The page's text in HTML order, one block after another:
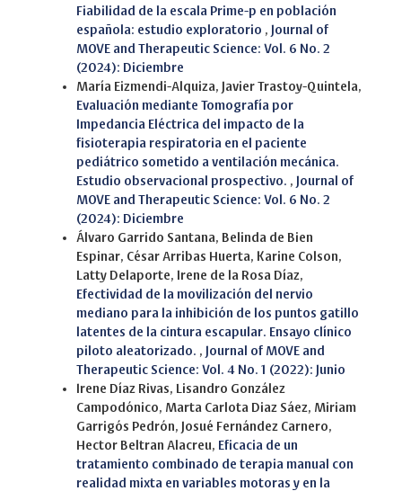
Fiabilidad de la escala Prime-p en población
española: estudio exploratorio , Journal of
MOVE and Therapeutic Science: Vol. 6 No. 2
(2024): Diciembre
María Eizmendi-Alquiza, Javier Trastoy-Quintela,
Evaluación mediante Tomografía por
Impedancia Eléctrica del impacto de la
fisioterapia respiratoria en el paciente
pediátrico sometido a ventilación mecánica.
Estudio observacional prospectivo. , Journal of
MOVE and Therapeutic Science: Vol. 6 No. 2
(2024): Diciembre
Álvaro Garrido Santana, Belinda de Bien
Espinar, César Arribas Huerta, Karine Colson,
Latty Delaporte, Irene de la Rosa Díaz,
Efectividad de la movilización del nervio
mediano para la inhibición de los puntos gatillo
latentes de la cintura escapular. Ensayo clínico
piloto aleatorizado. , Journal of MOVE and
Therapeutic Science: Vol. 4 No. 1 (2022): Junio
Irene Díaz Rivas, Lisandro González
Campodónico, Marta Carlota Diaz Sáez, Miriam
Garrigós Pedrón, Josué Fernández Carnero,
Hector Beltran Alacreu, Eficacia de un
tratamiento combinado de terapia manual con
realidad mixta en variables motoras y en la